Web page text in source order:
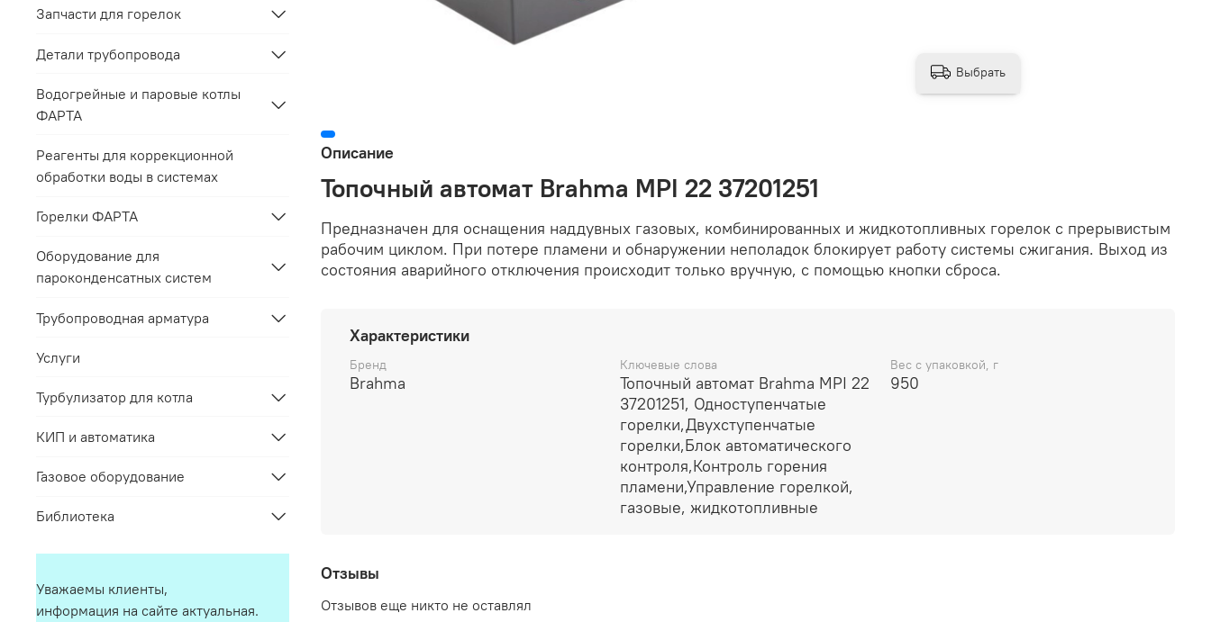
Описание
Топочный автомат Brahma MPI 22 37201251
Предназначен для оснащения наддувных газовых, комбинированных и жидкотопливных горелок с прерывистым
рабочим циклом. При потере пламени и обнаружении неполадок блокирует работу системы сжигания. Выход из
состояния аварийного отключения происходит только вручную, с помощью кнопки сброса.
Характеристики
Бренд
Brahma
Ключевые слова
Топочный автомат Brahma MPI 22
37201251, Одноступенчатые
горелки,Двухступенчатые
горелки,Блок автоматического
контроля,Контроль горения
пламени,Управление горелкой,
газовые, жидкотопливные
Вес с упаковкой, г
950
Отзывы
Отзывов еще никто не оставлял
Выбрать
Запчасти для горелок
Детали трубопровода
Водогрейные и паровые котлы
ФАРТА
Реагенты для коррекционной
обработки воды в системах
Горелки ФАРТА
Оборудование для
пароконденсатных систем
Трубопроводная арматура
Услуги
Турбулизатор для котла
КИП и автоматика
Газовое оборудование
Библиотека
Уважаемы клиенты,
информация на сайте актуальная.